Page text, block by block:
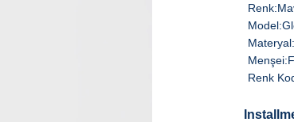
Renk:
Model:
Materyal:
Menşei:
Renk